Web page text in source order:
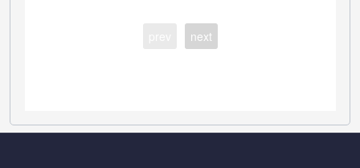
next